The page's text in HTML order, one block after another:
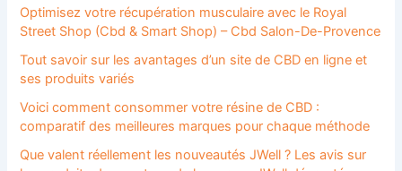
Optimisez votre récupération musculaire avec le Royal
Street Shop (Cbd & Smart Shop) – Cbd Salon-De-Provence
Tout savoir sur les avantages d’un site de CBD en ligne et
ses produits variés
Voici comment consommer votre résine de CBD :
comparatif des meilleures marques pour chaque méthode
Que valent réellement les nouveautés JWell ? Les avis sur